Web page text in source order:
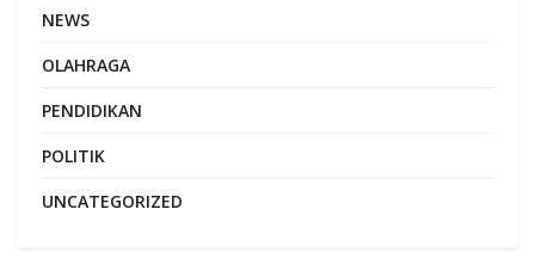
NEWS
OLAHRAGA
PENDIDIKAN
POLITIK
UNCATEGORIZED